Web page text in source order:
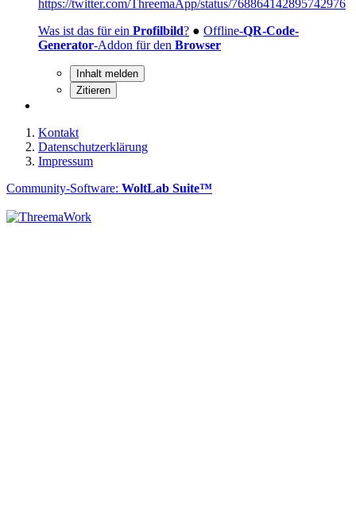
https://twitter.com/ThreemaApp/status/768864142895742976
Was ist das für ein Profilbild? ● Offline-QR-Code-
Generator-Addon für den Browser
Inhalt melden
Zitieren
Kontakt
Datenschutzerklärung
Impressum
Community-Software: WoltLab Suite™